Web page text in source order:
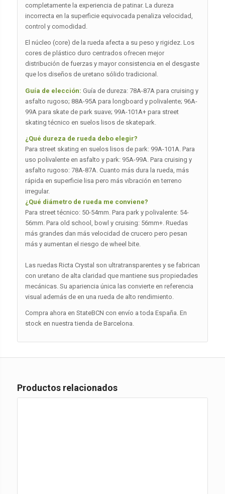
completamente la experiencia de patinar. La dureza
incorrecta en la superficie equivocada penaliza velocidad,
control y comodidad.
El núcleo (core) de la rueda afecta a su peso y rigidez. Los
cores de plástico duro centrados ofrecen mejor
distribución de fuerzas y mayor consistencia en el desgaste
que los diseños de uretano sólido tradicional.
Guía de elección: Guía de dureza: 78A-87A para cruising y
asfalto rugoso; 88A-95A para longboard y polivalente; 96A-
99A para skate de park suave; 99A-101A+ para street
skating técnico en suelos lisos de skatepark.
¿Qué dureza de rueda debo elegir?
Para street skating en suelos lisos de park: 99A-101A. Para
uso polivalente en asfalto y park: 95A-99A. Para cruising y
asfalto rugoso: 78A-87A. Cuanto más dura la rueda, más
rápida en superficie lisa pero más vibración en terreno
irregular.
¿Qué diámetro de rueda me conviene?
Para street técnico: 50-54mm. Para park y polivalente: 54-
56mm. Para old school, bowl y cruising: 56mm+. Ruedas
más grandes dan más velocidad de crucero pero pesan
más y aumentan el riesgo de wheel bite.
Las ruedas Ricta Crystal son ultratransparentes y se fabrican
con uretano de alta claridad que mantiene sus propiedades
mecánicas. Su apariencia única las convierte en referencia
visual además de en una rueda de alto rendimiento.
Compra ahora en StateBCN con envío a toda España. En
stock en nuestra tienda de Barcelona.
Productos relacionados